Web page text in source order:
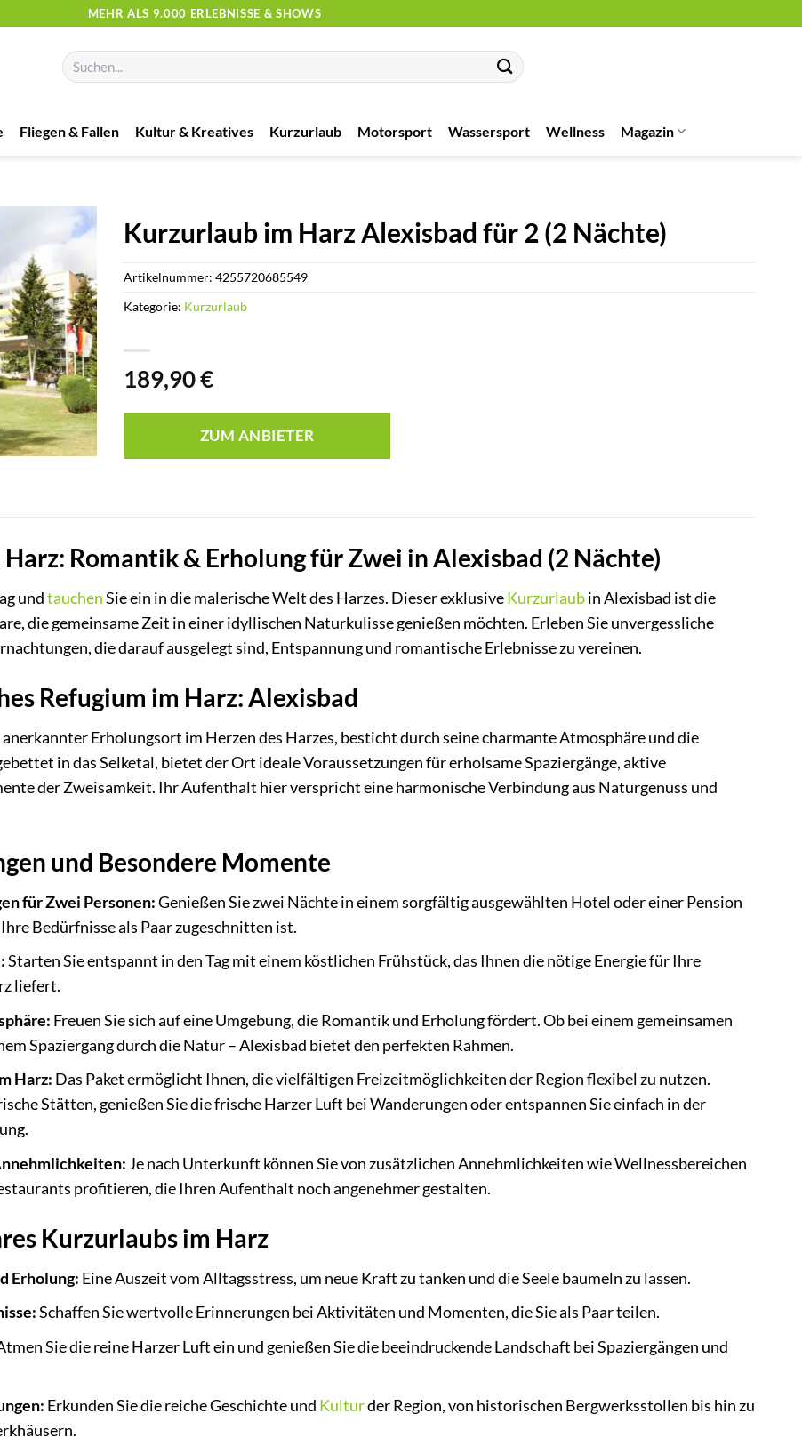
MEHR ALS 9.000 ERLEBNISSE & SHOWS
Suchen
nach:
Fliegen & Fallen Kultur & Kreatives Kurzurlaub Motorsport Wassersport Wellness Magazin
Kurzurlaub im Harz Alexisbad für 2 (2 Nächte)
189,90€
ZUM ANBIETER
Artikelnummer:4255720685549
Kategorie: Kurzurlaub
Romantik & Erholung für Zwei in Alexisbad (2 Nächte)
undtauchenSie ein in die malerische Welt des Harzes. Dieser exklusiveKurzurlaubin Alexisbad ist die
die gemeinsame Zeit in einer idyllischen Naturkulisse genießen möchten. Erleben Sie unvergessliche
die darauf ausgelegt sind, Entspannung und romantische Erlebnisse zu vereinen.
Refugium im Harz: Alexisbad
Erholungsort im Herzen des Harzes, besticht durch seine charmante Atmosphäre und die
in das Selketal, bietet der Ort ideale Voraussetzungen für erholsame Spaziergänge, aktive
der Zweisamkeit. Ihr Aufenthalt hier verspricht eine harmonische Verbindung aus Naturgenuss und
und Besondere Momente
für Zwei Personen:Genießen Sie zwei Nächte in einem sorgfältig ausgewählten Hotel oder einer Pension
Bedürfnisse als Paar zugeschnitten ist.
Starten Sie entspannt in den Tag mit einem köstlichen Frühstück, das Ihnen die nötige Energie für Ihre
liefert.
Freuen Sie sich auf eine Umgebung, die Romantik und Erholung fördert. Ob bei einem gemeinsamen
Spaziergang durch die Natur – Alexisbad bietet den perfekten Rahmen.
Harz: Das Paket ermöglicht Ihnen, die vielfältigen Freizeitmöglichkeiten der Region flexibel zu nutzen.
Stätten, genießen Sie die frische Harzer Luft bei Wanderungen oder entspannen Sie einfach in der
Je nach Unterkunft können Sie von zusätzlichen Annehmlichkeiten wie Wellnessbereichen
profitieren, die Ihren Aufenthalt noch angenehmer gestalten.
Kurzurlaubs im Harz
Erholung: Eine Auszeit vom Alltagsstress, um neue Kraft zu tanken und die Seele baumeln zu lassen.
Schaffen Sie wertvolle Erinnerungen bei Aktivitäten und Momenten, die Sie als Paar teilen.
Sie die reine Harzer Luft ein und genießen Sie die beeindruckende Landschaft bei Spaziergängen und
Erkunden Sie die reiche Geschichte und Kulturder Region, von historischen Bergwerksstollen bis hin zu